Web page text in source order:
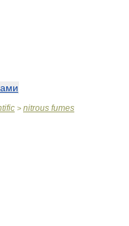
> nitrous fumes